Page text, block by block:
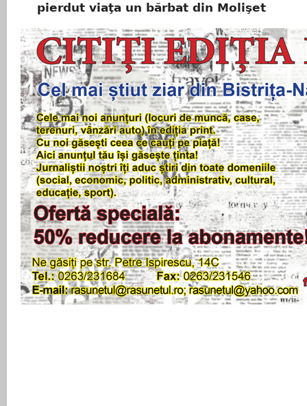
pierdut viaţa un bărbat din Molişet